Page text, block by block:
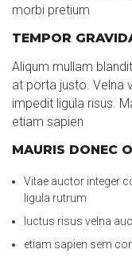
morbi pretium
TEMPOR
Aliqum mullam
at porta justo. Velna
impedit ligula risus.
etiam sapien
MAURIS DONEC
Vitae auctor integer
ligula rutrum
luctus risus velna
etiam sapien sem